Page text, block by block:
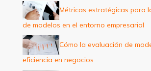
o
r
:
Métricas estratégicas para
de modelos en el entorno empresarial
Cómo la evaluación de
eficiencia en negocios